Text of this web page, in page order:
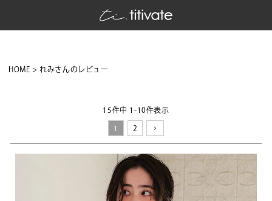
HOME れみさんのレビュー
15件中 1 -10件表示
1 2